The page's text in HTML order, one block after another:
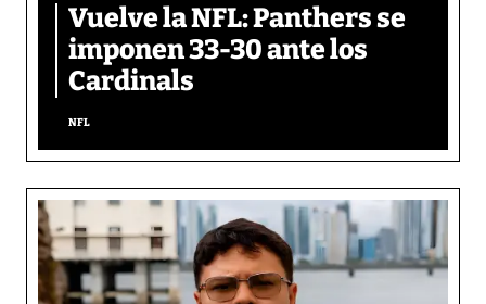
Vuelve la NFL: Panthers se
imponen 33-30 ante los
Cardinals
NFL